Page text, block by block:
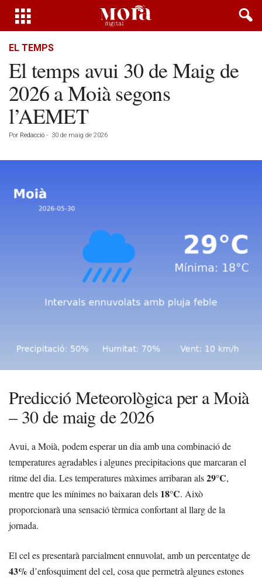
EL TEMPS
El temps avui 30 de Maig de
2026 a Moià segons
l’AEMET
Por Redacció - 30 de maig de 2026
Predicció Meteorològica per a Moià
– 30 de maig de 2026
Avui, a Moià, podem esperar un dia amb una combinació de
temperatures agradables i algunes precipitacions que marcaran el
ritme del dia. Les temperatures màximes arribaran als29°C,
mentre que les mínimes no baixaran dels 18°C. Això
proporcionarà una sensació tèrmica confortant al llarg de la
jornada.
El cel es presentarà parcialment ennuvolat, amb un percentatge de
43% d’enfosquiment del cel, cosa que permetrà algunes estones